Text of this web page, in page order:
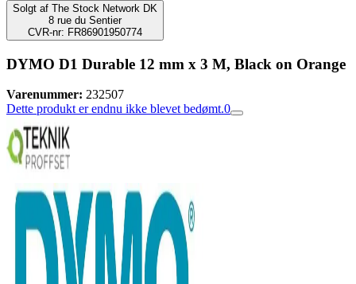
Solgt af The Stock Network DK
8 rue du Sentier
CVR-nr: FR86901950774
DYMO D1 Durable 12 mm x 3 M, Black on Orange
Varenummer: 232507
Dette produkt er endnu ikke blevet bedømt.0